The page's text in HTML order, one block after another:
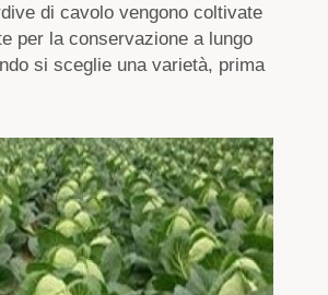
di cavolo vengono coltivate
per la conservazione a lungo
si sceglie una varietà, prima